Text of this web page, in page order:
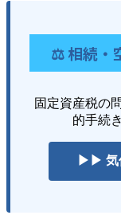
⚖️ 相続・
固定資産税の
的手続
▶▶ 気